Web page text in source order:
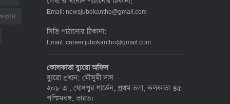
দেশে করোনায় মৃত্যু ও শনাক্ত কমেছে
৬ জুলাই ২০২২, ১৯:০২
হাজার ৯৯৮
৫ জুলাই ২০২২, ১৮:৪৭
Email: newsjubokantho@gmail.com
সিভি পাঠানোর ঠিকানা:
Email: career.jubokantho@gmail.com
কোলকাতা ব্যুরো অফিস
ব্যুরো প্রধান: মৌসুমী দাস
২০৮ এ , যোধপুর গার্ডেন, প্রথম তলা, কলকাতা-৪৫
পশ্চিমবঙ্গ, ভারত।